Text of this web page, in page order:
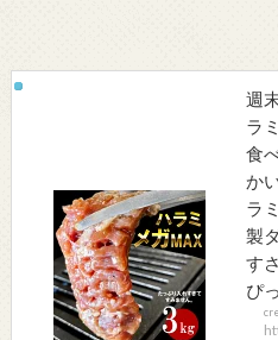
週
ラ
食
か
ラ
製
す
ぴ